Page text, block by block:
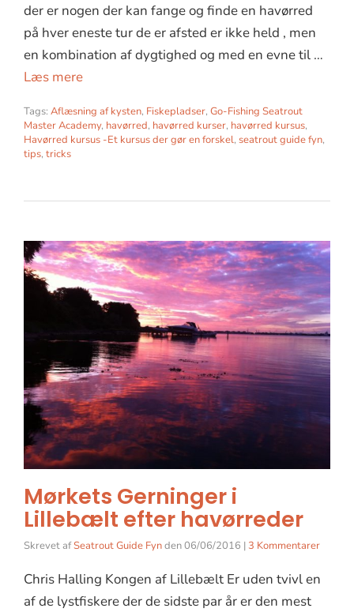
der er nogen der kan fange og finde en havørred
på hver eneste tur de er afsted er ikke held , men
en kombination af dygtighed og med en evne til …
Læs mere
Tags: Aflæsning af kysten, Fiskepladser, Go-Fishing Seatrout
Master Academy, havørred, havørred kurser, havørred kursus,
Havørred kursus -Et kursus der gør en forskel, seatrout guide fyn,
tips, tricks
Mørkets Gerninger i
Lillebælt efter havørreder
Skrevet afSeatrout Guide Fynden06/06/2016 |3 Kommentarer
Chris Halling Kongen af Lillebælt Er uden tvivl en
af de lystfiskere der de sidste par år er den mest